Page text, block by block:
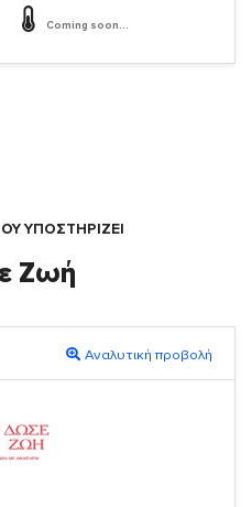
Coming soon...
ΥΠΟΣΤΗΡΙΖΕΙ
Ζωή
Αναλυτική προβολή